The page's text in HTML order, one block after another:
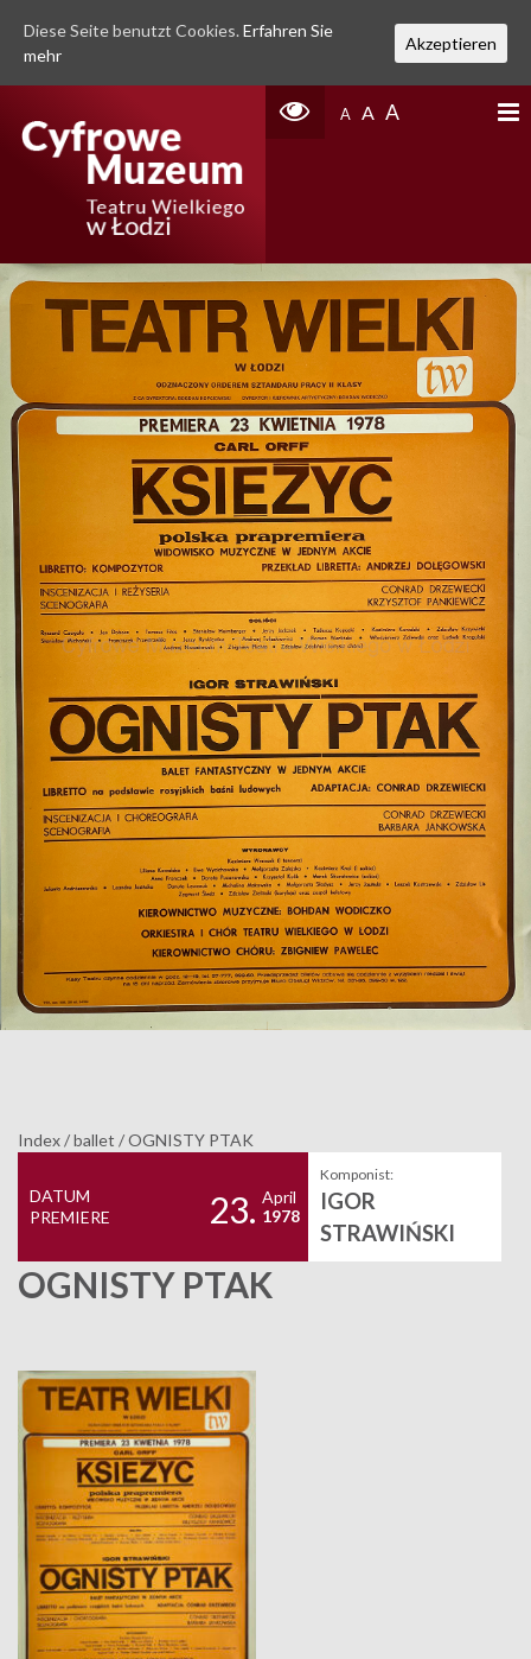
A A A
Index/ballet /OGNISTY PTAK
DATUM
PREMIERE
23. April
1978
Komponist:
IGOR
STRAWIŃSKI
OGNISTY PTAK
Diese Seite benutzt Cookies. Erfahren Sie
mehr
Akzeptieren